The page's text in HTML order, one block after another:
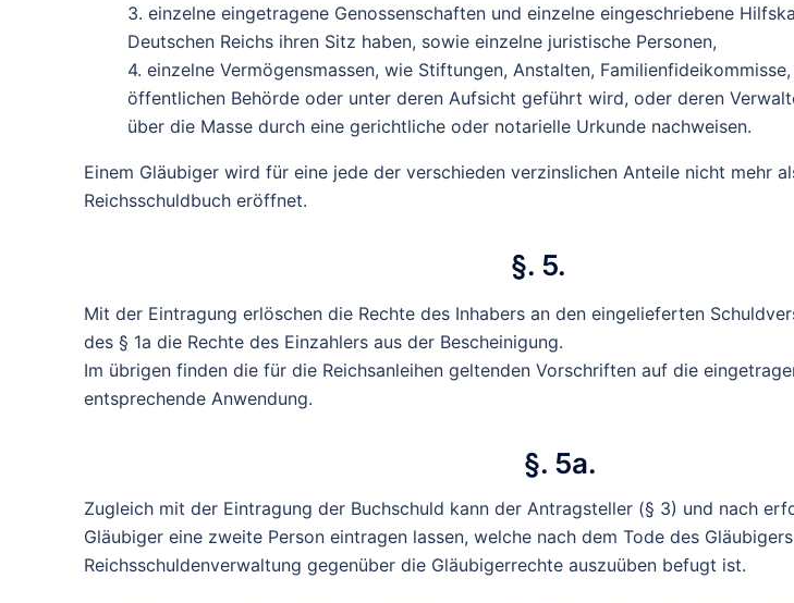
3. einzelne eingetragene Genossenschaften und einzelne eingeschriebene
Deutschen Reichs ihren Sitz haben, sowie einzelne juristische Personen,
4. einzelne Vermögensmassen, wie Stiftungen, Anstalten,
öffentlichen Behörde oder unter deren Aufsicht geführt wird, oder deren
über die Masse durch eine gerichtliche oder notarielle Urkunde nachweisen.
Einem Gläubiger wird für eine jede der verschieden verzinslichen Anteile nicht mehr
Reichsschuldbuch eröffnet.
§. 5.
Mit der Eintragung erlöschen die Rechte des Inhabers an den eingelieferten
des § 1a die Rechte des Einzahlers aus der Bescheinigung.
Im übrigen finden die für die Reichsanleihen geltenden Vorschriften auf die
entsprechende Anwendung.
§. 5a.
Zugleich mit der Eintragung der Buchschuld kann der Antragsteller (§ 3) und nach
Gläubiger eine zweite Person eintragen lassen, welche nach dem Tode des
Reichsschuldenverwaltung gegenüber die Gläubigerrechte auszuüben befugt ist.